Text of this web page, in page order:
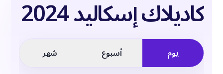
كاديلاك إسكاليد 2024
يوم أسبوع شهر